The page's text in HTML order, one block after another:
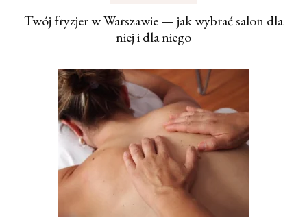
Twój fryzjer w Warszawie — jak wybrać salon dla
niej i dla niego